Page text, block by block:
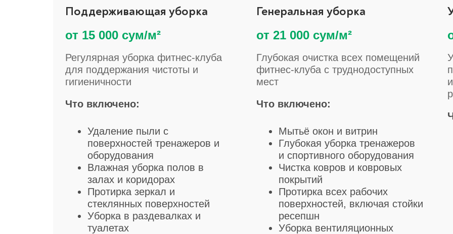
Поддерживающая уборка
от 15 000 сум/м²
Регулярная уборка фитнес-клуба
для поддержания чистоты и
гигиеничности
Что включено:
Удаление пыли с
поверхностей тренажеров и
оборудования
Влажная уборка полов в
залах и коридорах
Протирка зеркал и
стеклянных поверхностей
Уборка в раздевалках и
туалетах
Генеральная уборка
от 21 000 сум/м²
Глубокая очистка всех помещений
фитнес-клуба с труднодоступных
мест
Что включено:
Мытьё окон и витрин
Глубокая уборка тренажеров
и спортивного оборудования
Чистка ковров и ковровых
покрытий
Протирка всех рабочих
поверхностей, включая стойки
ресепшн
Уборка вентиляционных